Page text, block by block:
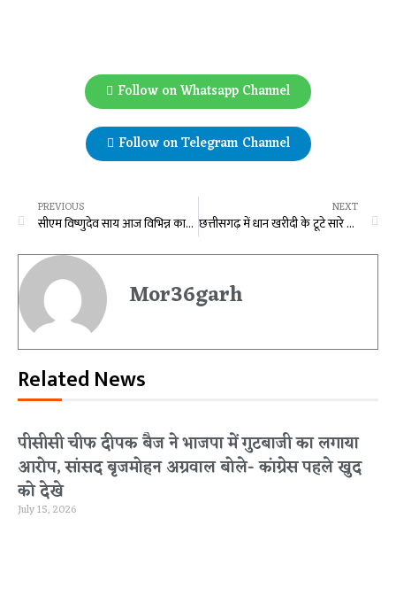
Follow on Whatsapp Channel
Follow on Telegram Channel
PREVIOUS
सीएम विष्णुदेव साय आज विभिन्न कार्यक्रम में होंगे शामिल, करोड़ों रूपये से अधिक लागत के विकास कार्यों का करेंगे लोकार्पण-भूमिपूजन
NEXT
छत्तीसगढ़ में धान खरीदी के टूटे सारे रिकॉर्ड, किसानों ने अब तक 111.75 लाख मीट्रिक टन बेचा धान
Mor36garh
Related News
पीसीसी चीफ दीपक बैज ने भाजपा में गुटबाजी का लगाया
आरोप, सांसद बृजमोहन अग्रवाल बोले- कांग्रेस पहले खुद
को देखे
July 15, 2026